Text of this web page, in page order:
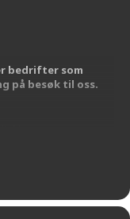
bedrifter som
på besøk til oss.
helg med kjøring på
andre flotte